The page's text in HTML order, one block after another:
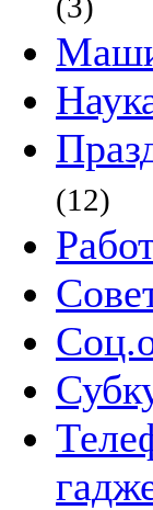
(12)